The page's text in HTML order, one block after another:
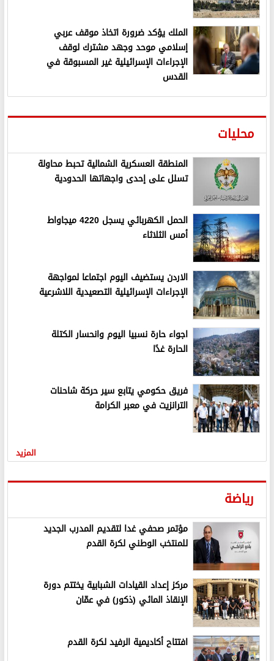
الملك يؤكد ضرورة اتخاذ موقف عربي
إسلامي موحد وجهد مشترك لوقف
الإجراءات الإسرائيلية غير المسبوقة في
القدس
محليات
المنطقة العسكرية الشمالية تحبط محاولة
تسلل على إحدى واجهاتها الحدودية
الحمل الكهربائي يسجل 4220 ميجاواط
أمس الثلاثاء
الاردن يستضيف اليوم اجتماعا لمواجهة
الإجراءات الإسرائيلية التصعيدية اللاشرعية
اجواء حارة نسبيا اليوم وانحسار الكتلة
الحارة غدًا
فريق حكومي يتابع سير حركة شاحنات
الترانزيت في معبر الكرامة
المزيد
رياضة
مؤتمر صحفي غدا لتقديم المدرب الجديد
للمنتخب الوطني لكرة القدم
مركز إعداد القيادات الشبابية يختتم دورة
الإنقاذ المائي (ذكور) في عمّان
افتتاح أكاديمية الرفيد لكرة القدم